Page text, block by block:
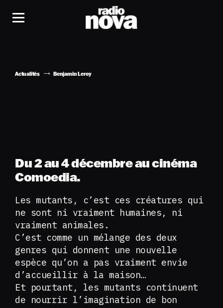
Actualités Benjamin Leroy
Du 2 au 4 décembre au cinéma
Comoedia.
Les mutants, c’est ces créatures qui
ne sont ni vraiment humaines, ni
vraiment animales.
C’est comme un mélange des deux
genres qui donnent une nouvelle
espèce qu’on a pas vraiment envie
d’accueillir à la maison…
Et pourtant, les mutants continuent
de nourrir l’imagination de bon